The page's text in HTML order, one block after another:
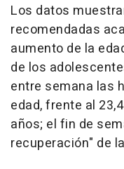
Los datos
recomendadas
aumento de la
de los
entre semana las
edad, frente al
años; el fin de
recuperación" de